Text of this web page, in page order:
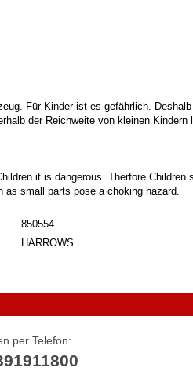
Für Kinder ist es gefährlich.
der Reichweite von kleinen Kindern
it is dangerous. Therfore Children
small parts pose a choking hazard.
850554
HARROWS
per Telefon: